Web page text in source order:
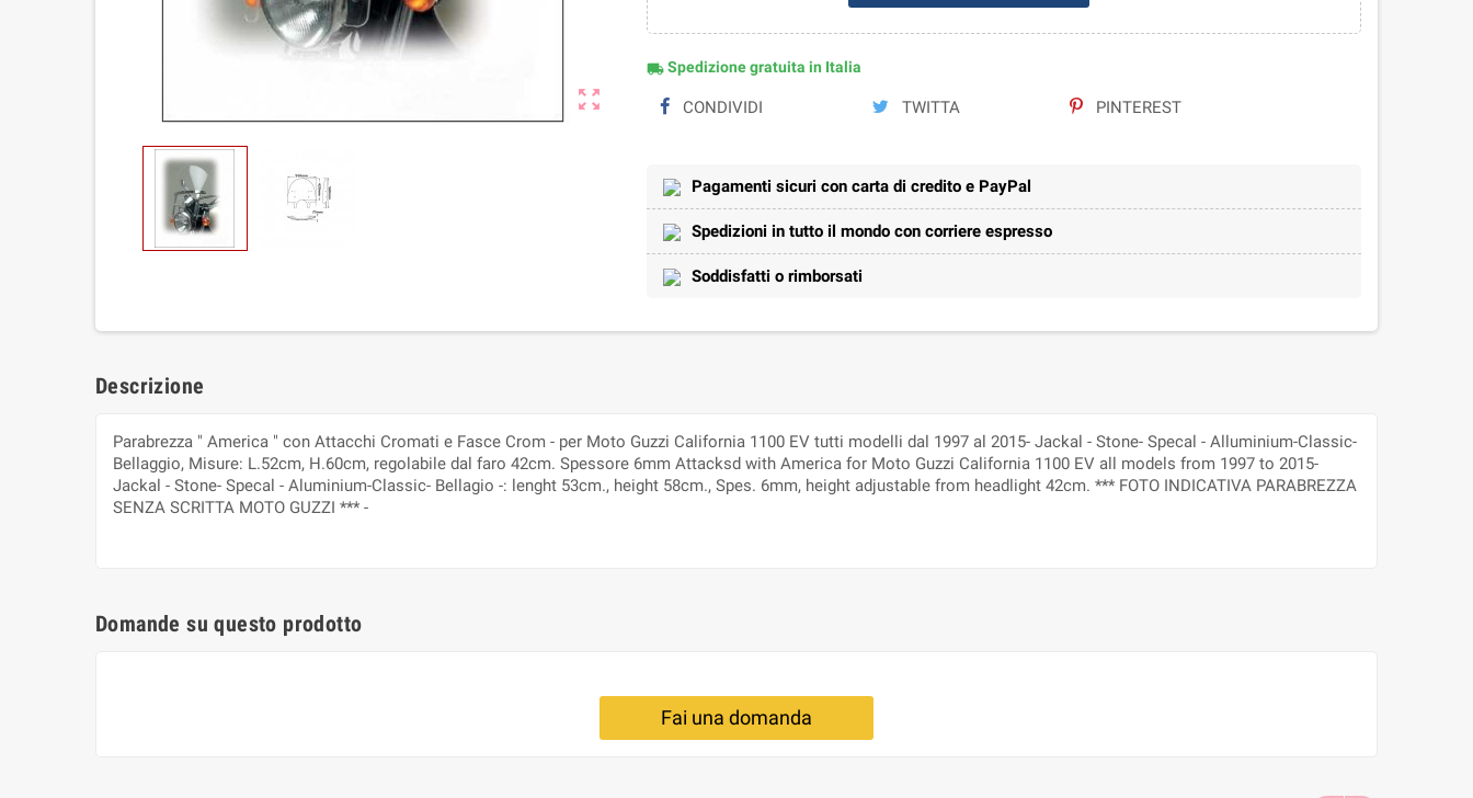
zoom_out_map
local_shippingSpedizione gratuita in Italia
CONDIVIDI TWITTA PINTEREST
Pagamenti sicuri con carta di credito e PayPal
Spedizioni in tutto il mondo con corriere espresso
Soddisfatti o rimborsati
Descrizione
Parabrezza " America " con Attacchi Cromati e Fasce Crom - per Moto Guzzi California 1100 EV tutti modelli dal 1997 al 2015- Jackal - Stone- Specal - Alluminium-Classic-
Bellaggio, Misure: L.52cm, H.60cm, regolabile dal faro 42cm. Spessore 6mm Attacksd with America for Moto Guzzi California 1100 EV all models from 1997 to 2015-
Jackal - Stone- Specal - Aluminium-Classic- Bellagio -: lenght 53cm., height 58cm., Spes. 6mm, height adjustable from headlight 42cm. *** FOTO INDICATIVA PARABREZZA
SENZA SCRITTA MOTO GUZZI *** -
Domande su questo prodotto
Fai una domanda